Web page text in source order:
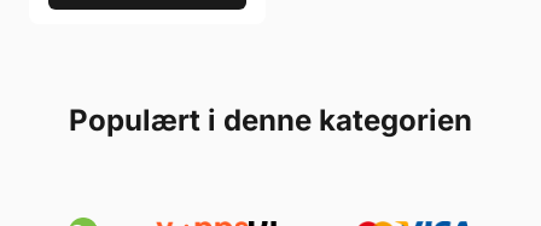
Populært i denne kategorien